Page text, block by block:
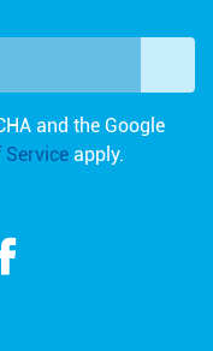
and the Google
Service apply.